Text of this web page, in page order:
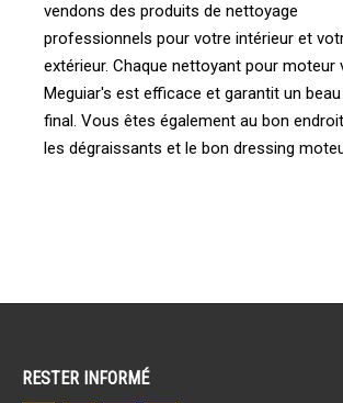
vendons des produits de nettoyage
professionnels pour votre intérieur et
extérieur. Chaque nettoyant pour moteur
Meguiar's est efficace et garantit un
final. Vous êtes également au bon
les dégraissants et le bon dressing
RESTER INFORMÉ